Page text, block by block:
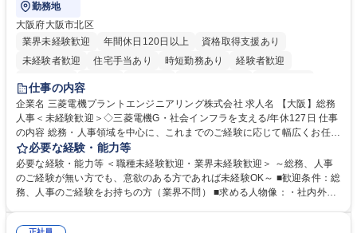
勤務地
大阪府大阪市北区
業界未経験歓迎
年間休日120日以上
資格取得支援あり
未経験者歓迎
住宅手当あり 時短勤務あり
経験者歓迎
退職金あり
駅近5分以内
土日祝休み 服装自由 寮・社宅あり 食事補助あり
仕事の内容
企業名 三菱電機プラントエンジニアリング株式会社 求人名 【大阪】総務
人事＜未経験歓迎＞◇三菱電機G・社会インフラを支える/年休127日 仕事
の内容 総務・人事領域を中心に、これまでのご経験に応じて幅広くお任せ
します。 ＜具体的には＞ ・総務/人事労務（給与・社保・勤怠管理など）
・採用・教育研修 ・福利厚生運用 など ※基本的には事務所勤務ですが、
採用や教育等の業務内容により、関西圏以外への日帰り・宿泊を伴う国内
出張もございます。 ※担当業務を持ちつつ、お互いに助け合いながら、総
必要な経験・能力等
必要な経験・能力等 ＜職種未経験歓迎・業界未経験歓迎＞ ～総務、人事
のご経験が無い方でも、意欲のある方であれば未経験OK～ ■歓迎条件：総
務、人事のご経験をお持ちの方（業界不問） ■求める人物像：・社内外の